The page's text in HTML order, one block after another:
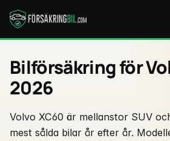
Bilförsäkring för
2026
Volvo XC60 är mellanstor SUV
mest sålda bilar år efter år.